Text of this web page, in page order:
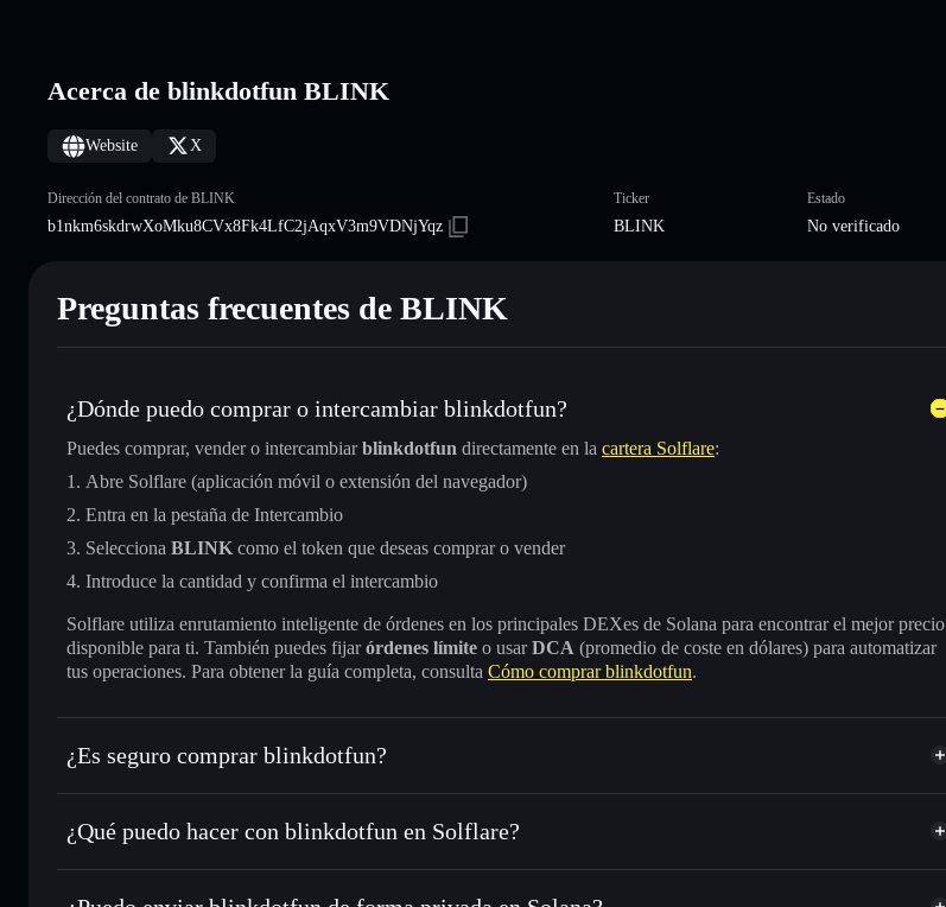
Acerca de blinkdotfun BLINK
Website X
Dirección del contrato de BLINK
b1nkm6skdrwXoMku8CVx8Fk4LfC2jAqxV3m9VDNjYqz
Ticker
BLINK
Estado
No verificado
Preguntas frecuentes de BLINK
¿Dónde puedo comprar o intercambiar blinkdotfun?
Puedes comprar, vender o intercambiarblinkdotfun directamente en la cartera Solflare:
Abre Solflare (aplicación móvil o extensión del navegador)
Entra en la pestaña de Intercambio
Selecciona BLINK como el token que deseas comprar o vender
Introduce la cantidad y confirma el intercambio
Solflare utiliza enrutamiento inteligente de órdenes en los principales DEXes de Solana para encontrar el mejor precio
disponible para ti. También puedes fijarórdenes límite o usarDCA (promedio de coste en dólares) para automatizar
tus operaciones. Para obtener la guía completa, consulta Cómo comprar blinkdotfun.
¿Es seguro comprar blinkdotfun?
blinkdotfun no está verificado
¿Qué puedo hacer con blinkdotfun en Solflare?
blinkdotfun
cartera de Solflare